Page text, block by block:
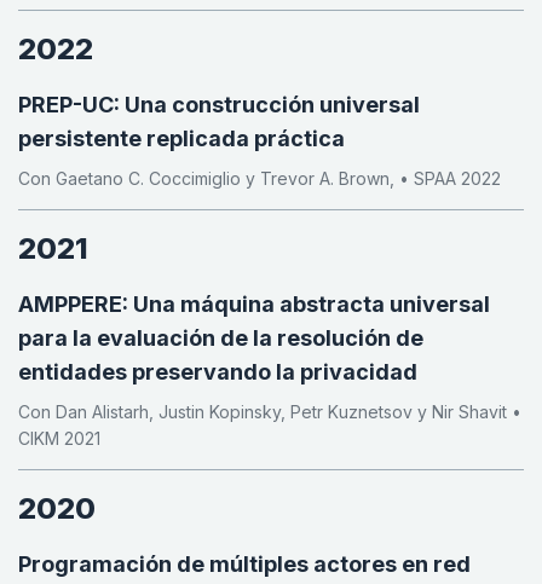
2022
PREP-UC: Una construcción universal
persistente replicada práctica
Con Gaetano C. Coccimiglio y Trevor A. Brown, • SPAA 2022
2021
AMPPERE: Una máquina abstracta universal
para la evaluación de la resolución de
entidades preservando la privacidad
Con Dan Alistarh, Justin Kopinsky, Petr Kuznetsov y Nir Shavit •
CIKM 2021
2020
Programación de múltiples actores en red